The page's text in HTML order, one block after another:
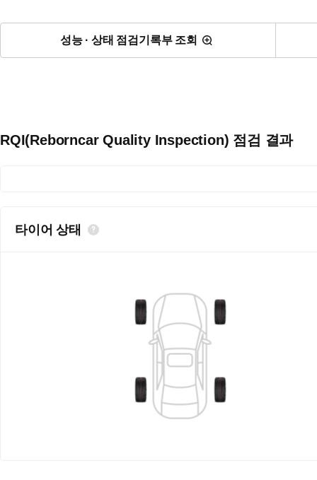
성능 · 상태 점검기록부 조회
RQI(Reborncar Quality Inspection) 점검 결과
타이어 상태